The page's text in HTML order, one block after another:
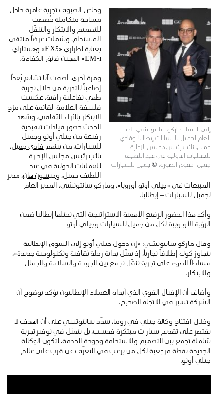
إلى اليسار: ماركو سانتوتشي، المدير
العام لجميل للسيارات إيطاليا، وفادي
جميل، نائب رئيس مجلس الإدارة
للعمليات الدولية في عبد اللطيف
جميل. حقوق الصورة: © جميل للسيارات
وخاض الضيوف تجربة غامرة داخل
مساحة متكاملة خُصصت
للتصميم والابتكار والتنقّل
المستدام، وشملت عرضاً منتقى
بعناية لطرازي «EX5» و«ستاراي
EM-i» الهجين فائق الكفاءة.
ومرة أخرى، أضفت آنا تشانغ بُعداً
إضافياً للتجربة من خلال تجربة
طهي تفاعلية راقية، عكست
فلسفة العلامة القائمة على مزج
الابتكار بالثراء الثقافي. وشهد
الحدث حضور قيادات تنفيذية
رفيعة من جيلي أوتو وجميل
للسيارات، من بينهم فادي جميل،
نائب رئيس مجلس الإدارة
للعمليات الدولية في عبد
اللطيف جميل، وجيسون هان، مدير
المبيعات في «جيلي أوتو أوروبا»، وماركو سانتوتشي، المدير العام
لجميل للسيارات – إيطاليا.
وأكد هذا الحضور الرفيع الأهمية الاستراتيجية التي تحتلها إيطاليا ضمن
الرؤية الأوروبية لكل من جميل للسيارات وجيلي أوتو
وقال ماركو سانتوتشي: «إن دخول جيلي أوتو إلى السوق الإيطالية
يتجاوز كونه إطلاقاً تجارياً، إذ يمثّل بداية رحلة ثقافية وتكنولوجية جديدة»،
مسلطاً الضوء على تجربة تنقّل تجمع بين الجودة والسلامة والجمال
والابتكار.
وأضاف أن الإقبال القوي الذي أبداه العملاء الإيطاليون يؤكد بوضوح أن
الشركة تسير في الاتجاه الصحيح.
وخلال افتتاح وكالة جيلي في روما، شدّد سانتوتشي على أن الهدف لا
يقتصر على تقديم سيارات مبتكرة فحسب، بل يتمثل في توفير تجربة
شاملة تجمع بين التصميم والاستدامة وجودة الخدمة، لتكون الوكالة
الجديدة نقطة مرجعية لكل من يرغب في التعرّف عن قرب على عالم
جيلي أوتو.